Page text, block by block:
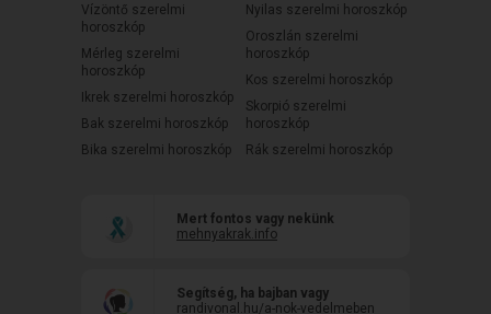
Vízöntő szerelmi
horoszkóp
Mérleg szerelmi
horoszkóp
Ikrek szerelmi horoszkóp
Bak szerelmi horoszkóp
Bika szerelmi horoszkóp
Nyilas szerelmi horoszkóp
Oroszlán szerelmi
horoszkóp
Kos szerelmi horoszkóp
Skorpió szerelmi
horoszkóp
Rák szerelmi horoszkóp
Mert fontos vagy nekünk
mehnyakrak.info
Segítség, ha bajban vagy
randivonal.hu/a-nok-vedelmeben